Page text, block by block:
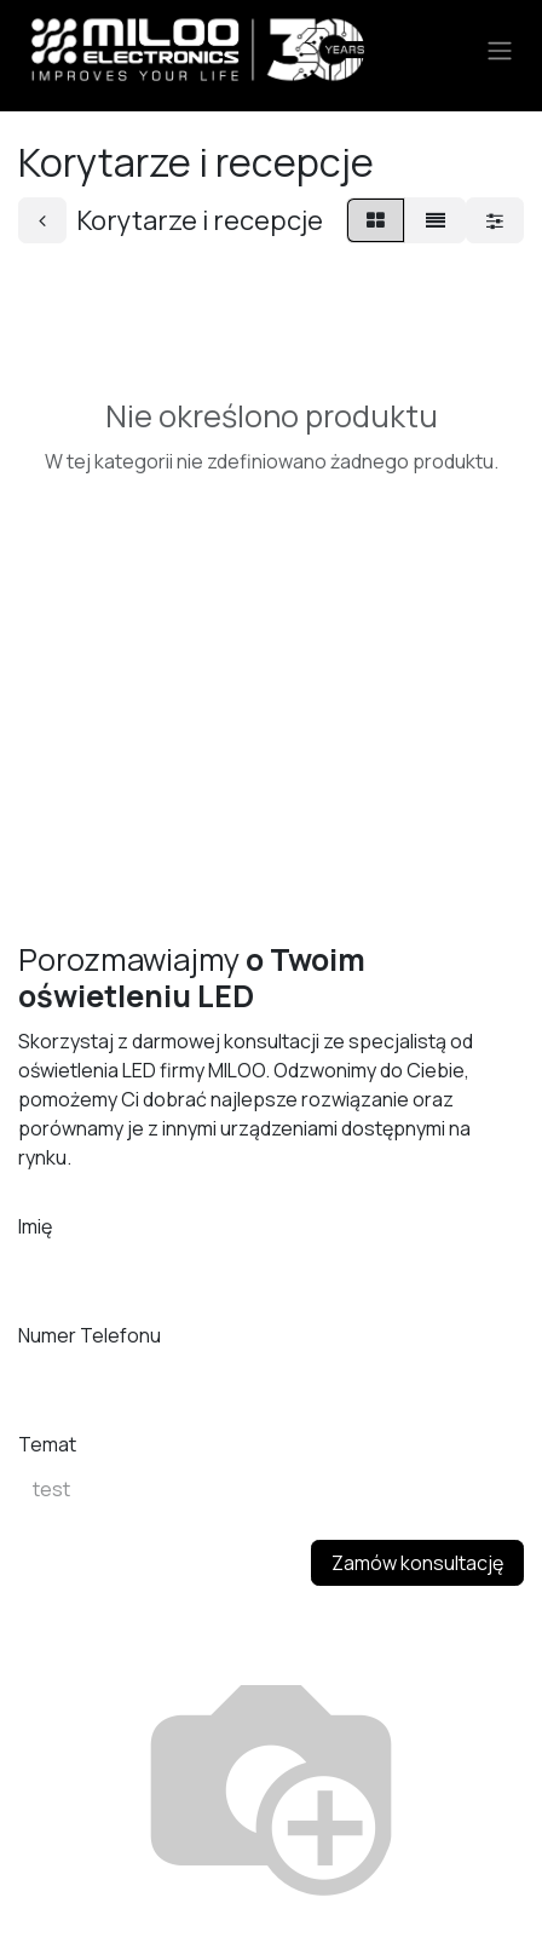
Skip to Content
Korytarze i recepcje
Korytarze i recepcje
Nie określono produktu
W tej kategorii nie zdefiniowano żadnego produktu.
Porozmawiajmyo Twoim
oświetleniu LED
Skorzystaj z darmowej konsultacji ze specjalistą od
oświetlenia LED firmy MILOO. Odzwonimy do Ciebie,
pomożemy Ci dobrać najlepsze rozwiązanie oraz
porównamy je z innymi urządzeniami dostępnymi na
rynku.
Imię
Numer Telefonu
Temat
Zamów konsultację